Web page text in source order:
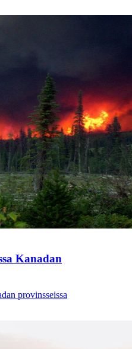
Kanadan
provinsseissa